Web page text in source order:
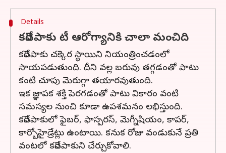
Details
కరివేపాకు టీ ఆరోగ్యానికి చాలా మంచిది
కరివేపాకు చక్కెర స్థాయిని నియంత్రించడంలో
సాయపడుతుంది. దీని వల్ల బరువు తగ్గడంతో పాటు
కంటి చూపు మెరుగ్గా తయారవుతుంది.
ఇక జ్ఞాపక శక్తి పెరగడంతో పాటు వికారం వంటి
సమస్యల నుంచి కూడా ఉపశమనం లభిస్తుంది.
కరివేపాకులో ఫైబర్, ఫాస్పరస్, మెగ్నీషియం, కాపర్,
కార్బోహైడ్రేట్లు ఉంటాయి. కనుక రోజు వండుకునే ప్రతి
వంటలో కరివేపాకుని చేర్చుకోవాలి.